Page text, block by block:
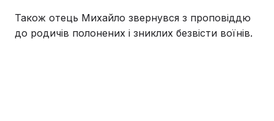
Також отець Михайло звернувся з проповіддю
до родичів полонених і зниклих безвісти воїнів.